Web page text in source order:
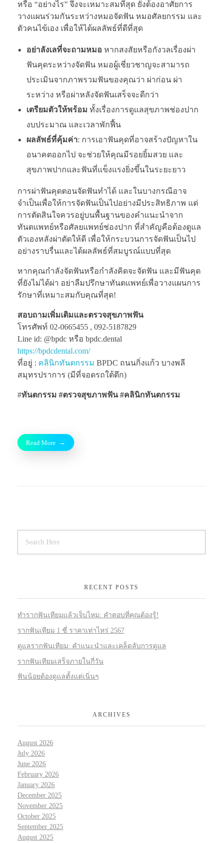
หรือ “อย่างไร” จึงจะเหมาะสมที่สุด ยังต้องอาศัยการ
วางแผนร่วมกันระหว่างหมอจัดฟัน หมอศัลยกรรม และ
ตัวคนไข้เอง เพื่อให้ได้ผลลัพธ์ที่ดีที่สุด
อย่าลังเลที่จะถามหมอ หากสงสัยหรือกังวลเรื่องผ่า
ฟันคุดระหว่างจัดฟัน หมอผู้เชี่ยวชาญจะสามารถ
ประเมินจากภาพรวมฟันของคุณว่า ผ่าก่อน ผ่า
ระหว่าง หรือผ่าหลังจัดฟันเสร็จจะดีกว่า
เตรียมตัวให้พร้อม ทั้งเรื่องการดูแลสุขภาพช่องปาก
งบประมาณ และเวลาพักฟื้น
ผลลัพธ์ที่คุ้มค่า: การเอาฟันคุดที่อาจสร้างปัญหาใน
อนาคตออกไป จะช่วยให้คุณมีรอยยิ้มสวย และ
สุขภาพปากและฟันที่แข็งแรงยิ่งขึ้นในระยะยาว
การผ่าฟันคุดตอนจัดฟันทำได้ และในบางกรณีอาจ
จำเป็นเพื่อให้การจัดฟันเป็นไปอย่างมีประสิทธิภาพ แต่
การตัดสินใจควรอยู่บนพื้นฐานของคำแนะนำจาก
ทันตแพทย์หรือศัลยแพทย์ช่องปาก ที่สำคัญคือต้องดูแล
ตัวเองหลังผ่าตัดให้ดี เพื่อให้กระบวนการจัดฟันเป็นไป
อย่างราบรื่นและได้ผลลัพธ์ที่สมบูรณ์แบบที่สุด
หากคุณกำลังจัดฟันหรือกำลังคิดจะจัดฟัน และมีฟันคุด
ที่ยังไม่ได้ผ่า อย่าลืมปรึกษาทันตแพทย์เพื่อวางแผนการ
รักษาที่เหมาะสมกับคุณที่สุด!
สอบถามเพิ่มเติมและตรวจสุขภาพฟัน
โทรศัพท์ 02-0665455 , 092-5187829
Line id: @bpdc หรือ bpdc.dental
https://bpdcdental.com/
ที่อยู่ : คลินิกทันตกรรม BPDC ถนนกิ่งแก้ว บางพลี
สมุทรปราการ (มีที่จอดรถใต้ตึก)
#ทันตกรรม #ตรวจสุขภาพฟัน #คลินิกทันตกรรม
Read More
RECENT POSTS
ทำรากฟันเทียมแล้วเจ็บไหม: คำตอบที่คุณต้องรู้!
รากฟันเทียม 1 ซี่ ราคาเท่าไหร่ 2567
ดูแลรากฟันเทียม: คำแนะนำและเคล็ดลับการดูแล
รากฟันเทียมเสร็จภายในกี่วัน
ฟันน้อยต้องดูแลตั้งแต่เนิ่นๆ
ARCHIVES
August 2026
July 2026
June 2026
February 2026
January 2026
December 2025
November 2025
October 2025
September 2025
August 2025